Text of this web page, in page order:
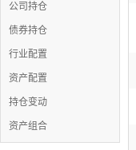
公司持仓
债券持仓
行业配置
资产配置
持仓变动
资产组合